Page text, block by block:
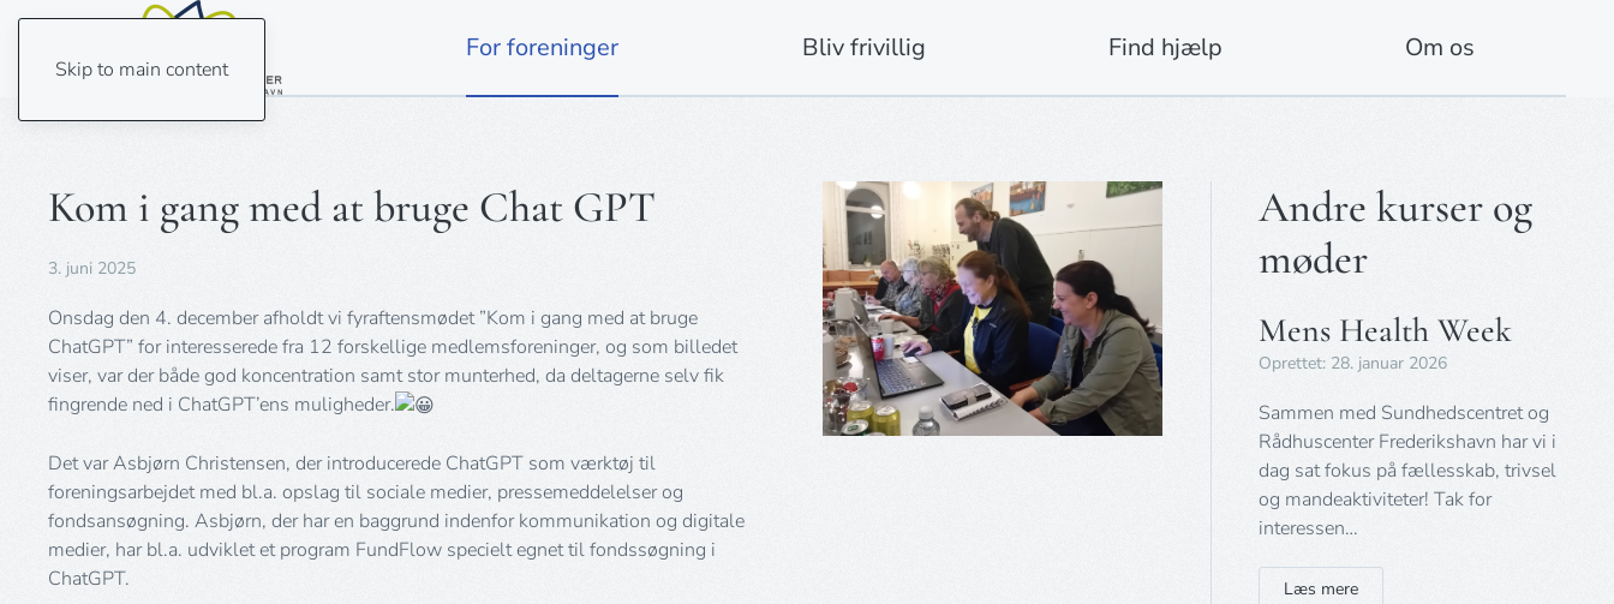
Skip to main content
For foreninger Bliv frivillig Find hjælp Om os
Kom i gang med at bruge Chat GPT
3. juni 2025
Onsdag den 4. december afholdt vi fyraftensmødet ”Kom i gang med at bruge
ChatGPT” for interesserede fra 12 forskellige medlemsforeninger, og som billedet
viser, var der både god koncentration samt stor munterhed, da deltagerne selv fik
fingrende ned i ChatGPT’ens muligheder.
Det var Asbjørn Christensen, der introducerede ChatGPT som værktøj til
foreningsarbejdet med bl.a. opslag til sociale medier, pressemeddelelser og
fondsansøgning. Asbjørn, der har en baggrund indenfor kommunikation og digitale
medier, har bl.a. udviklet et program FundFlow specielt egnet til fondssøgning i
ChatGPT.
Andre kurser og
møder
Mens Health Week
Oprettet: 28. januar 2026
Sammen med Sundhedscentret og
Rådhuscenter Frederikshavn har vi i
dag sat fokus på fællesskab, trivsel
og mandeaktiviteter! Tak for
interessen…
Læs mere